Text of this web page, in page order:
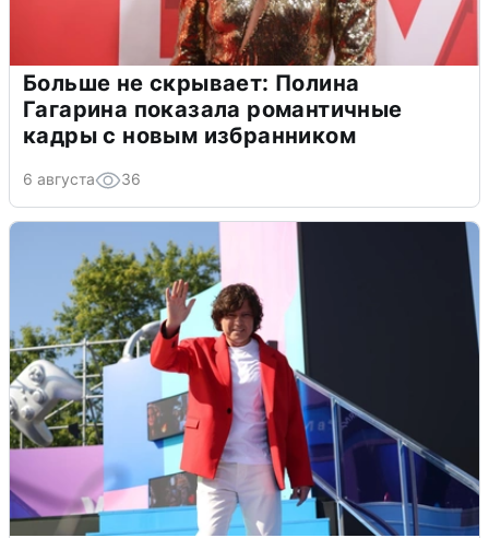
Больше не скрывает: Полина
Гагарина показала романтичные
кадры с новым избранником
6 августа 36